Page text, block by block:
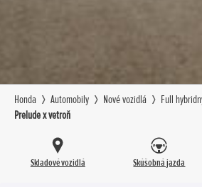
Honda Automobily Nové vozidlá
Full
Prelude x vetroň
Skladové vozidlá Skúšobná jazda